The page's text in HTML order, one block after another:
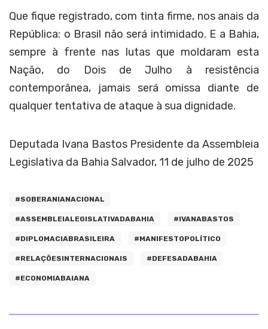
Que fique registrado, com tinta firme, nos anais da
República: o Brasil não será intimidado. E a Bahia,
sempre à frente nas lutas que moldaram esta
Nação, do Dois de Julho à resistência
contemporânea, jamais será omissa diante de
qualquer tentativa de ataque à sua dignidade.
Deputada Ivana Bastos Presidente da Assembleia
Legislativa da Bahia Salvador, 11 de julho de 2025
#SOBERANIANACIONAL
#ASSEMBLEIALEGISLATIVADABAHIA #IVANABASTOS
#DIPLOMACIABRASILEIRA #MANIFESTOPOLÍTICO
#RELAÇÕESINTERNACIONAIS #DEFESADABAHIA
#ECONOMIABAIANA